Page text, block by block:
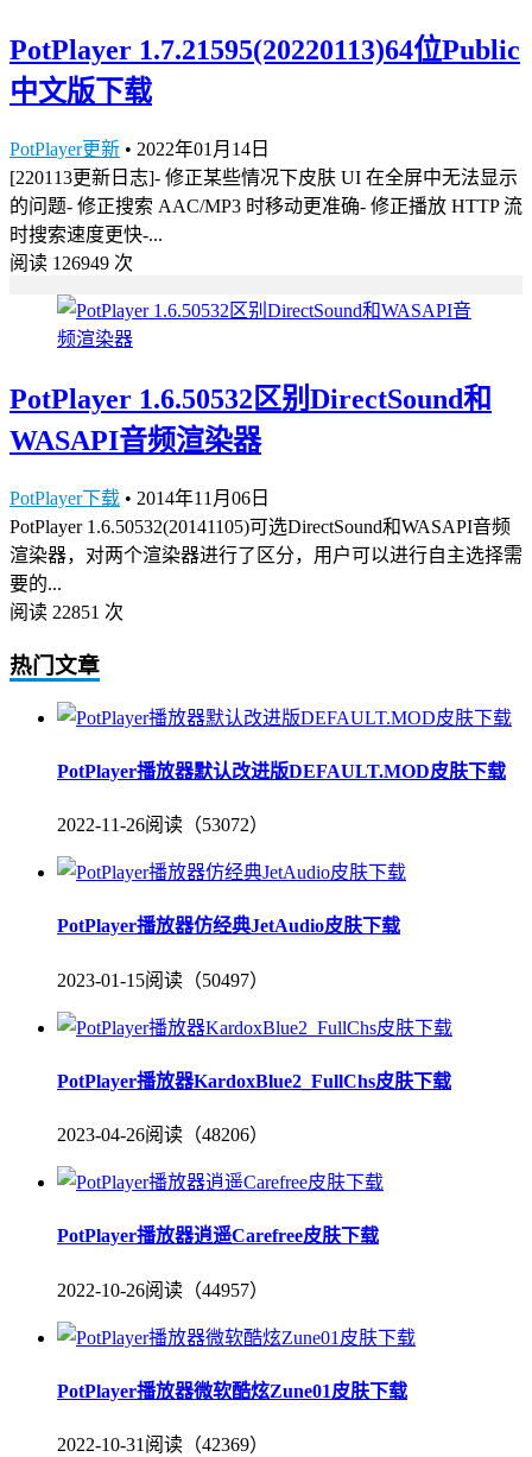
PotPlayer 1.7.21595(20220113)64位Public
中文版下载
PotPlayer更新 • 2022年01月14日
[220113更新日志]- 修正某些情况下皮肤 UI 在全屏中无法显示
的问题- 修正搜索 AAC/MP3 时移动更准确- 修正播放 HTTP 流
时搜索速度更快-...
阅读 126949 次
PotPlayer 1.6.50532区别DirectSound和
WASAPI音频渲染器
PotPlayer下载 • 2014年11月06日
PotPlayer 1.6.50532(20141105)可选DirectSound和WASAPI音频
渲染器，对两个渲染器进行了区分，用户可以进行自主选择需
要的...
阅读 22851 次
热门文章
PotPlayer播放器默认改进版DEFAULT.MOD皮肤下载
2022-11-26阅读（53072）
PotPlayer播放器仿经典JetAudio皮肤下载
2023-01-15阅读（50497）
PotPlayer播放器KardoxBlue2_FullChs皮肤下载
2023-04-26阅读（48206）
PotPlayer播放器逍遥Carefree皮肤下载
2022-10-26阅读（44957）
PotPlayer播放器微软酷炫Zune01皮肤下载
2022-10-31 阅读（42369）